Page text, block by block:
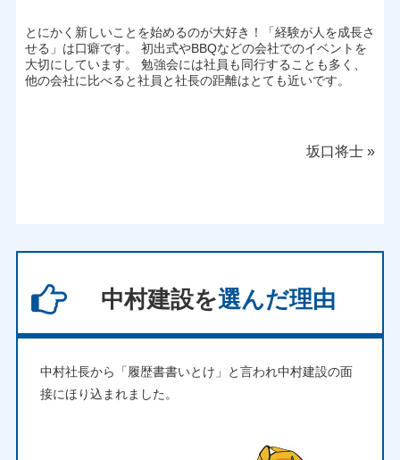
とにかく新しいことを始めるのが大好き！「経験が人を成長さ
せる」は口癖です。 初出式やBBQなどの会社でのイベントを
大切にしています。 勉強会には社員も同行することも多く、
他の会社に比べると社員と社長の距離はとても近いです。
坂口将士 »
中村建設を選んだ理由
中村社長から「履歴書書いとけ」と言われ中村建設の面
接にほり込まれました。